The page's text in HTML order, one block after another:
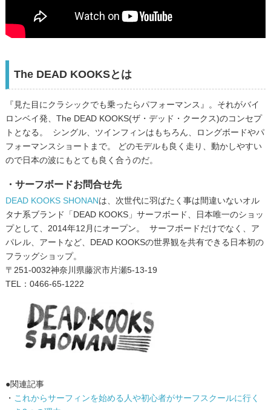
The DEAD KOOKSとは
『見た目にクラシックでも乗ったらパフォーマンス』。それがバイ
ロンベイ発、The DEAD KOOKS(ザ・デッド・クークス)のコンセプ
トとなる。 ​ シングル、ツインフィンはもちろん、ロングボードやパ
フォーマンスショートまで。 どのモデルも良く走り、動かしやすい
ので日本の波にもとても良く合うのだ。
・サーフボードお問合せ先
DEAD KOOKS SHONANは、次世代に羽ばたく事は間違いないオル
タナ系ブランド「DEAD KOOKS」サーフボード、日本唯一のショッ
プとして、2014年12月にオープン。 ​サーフボードだけでなく、ア
パレル、アートなど、DEAD KOOKSの世界観を共有できる日本初の
フラッグショップ。
〒251-0032神奈川県藤沢市片瀬5-13-19
TEL：0466-65-1222
●関連記事
・ これからサーフィンを始める人や初心者がサーフスクールに行く